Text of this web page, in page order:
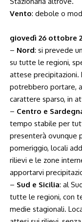
Vento: debole o
giovedì 26 ottobre
– Nord: si prevede
su tutte le regioni,
attese precipitazioni.
potrebbero portare,
carattere sparso, in
– Centro e
tempo stabile per
presenterà ovunque
pomeriggio, locali
rilievi e le zone
apportarvi
– Sud e Sicilia: al
tutte le regioni, con
medie stagionali.